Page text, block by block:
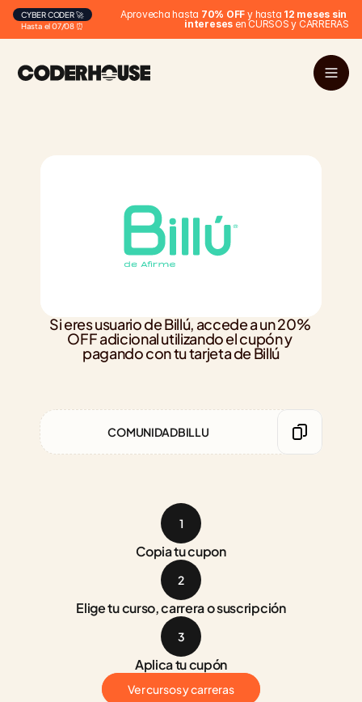
Hasta el 07/08 ⏰
CYBER CODER 🚀 Aprovecha hasta 70% OFF y hasta 12 meses sin
intereses en CURSOS y CARRERAS
Si eres usuario de Billú, accede a un 20%
OFF adicional utilizando el cupón y
pagando con tu tarjeta de Billú
COMUNIDADBILLU
1
Copia tu cupon
2
Elige tu curso, carrera o suscripción
3
Aplica tu cupón
Ver cursos y carreras